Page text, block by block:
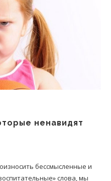
ненавидят
бессмысленные и
слова, мы